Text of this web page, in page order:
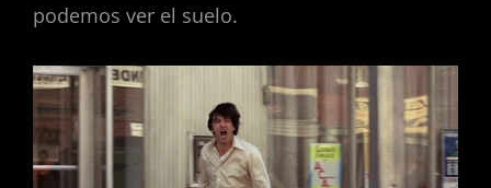
podemos ver el suelo.